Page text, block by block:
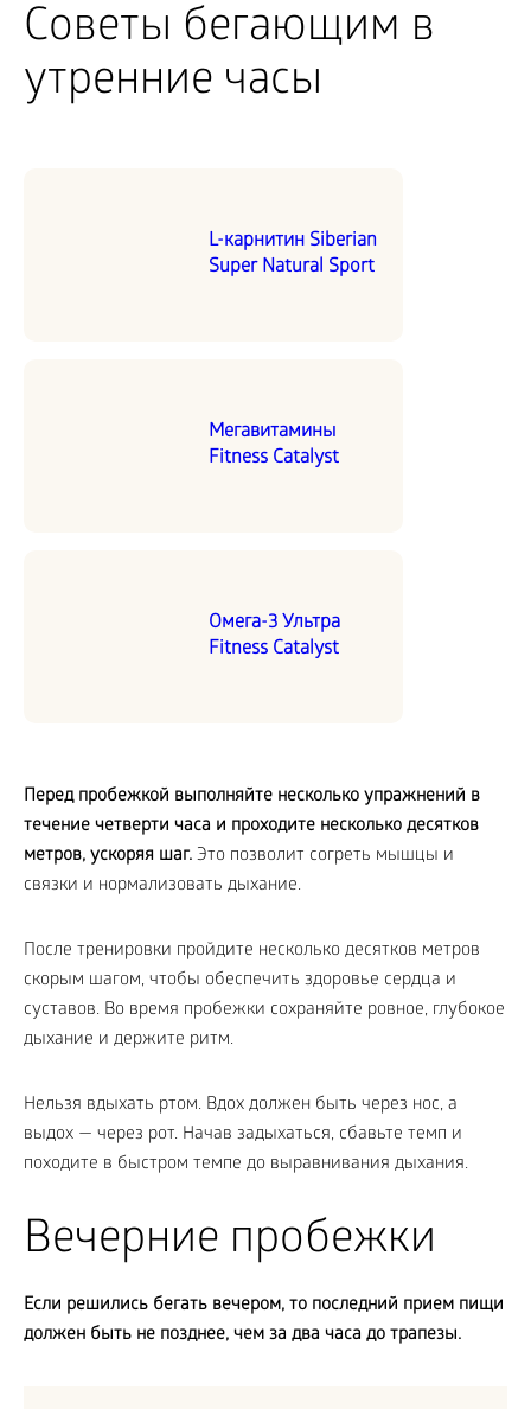
Советы бегающим в
утренние часы
L-карнитин Siberian
Super Natural Sport
Мегавитамины
Fitness Catalyst
Омега-3 Ультра
Fitness Catalyst
Перед пробежкой выполняйте несколько упражнений в
течение четверти часа и проходите несколько десятков
метров, ускоряя шаг. Это позволит согреть мышцы и
связки и нормализовать дыхание.
После тренировки пройдите несколько десятков метров
скорым шагом, чтобы обеспечить здоровье сердца и
суставов. Во время пробежки сохраняйте ровное, глубокое
дыхание и держите ритм.
Нельзя вдыхать ртом. Вдох должен быть через нос, а
выдох — через рот. Начав задыхаться, сбавьте темп и
походите в быстром темпе до выравнивания дыхания.
Вечерние пробежки
Если решились бегать вечером, то последний прием пищи
должен быть не позднее, чем за два часа до трапезы.